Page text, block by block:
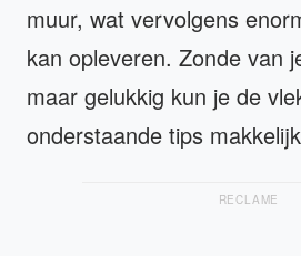
muur, wat vervolgens
kan opleveren. Zonde van
maar gelukkig kun je de
onderstaande tips
RECLAME